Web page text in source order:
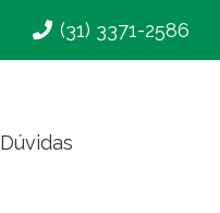
(31) 3371-2586
Dúvidas